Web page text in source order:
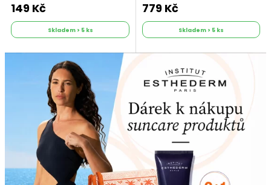
149 Kč
Skladem > 5 ks
779 Kč
Skladem > 5 ks